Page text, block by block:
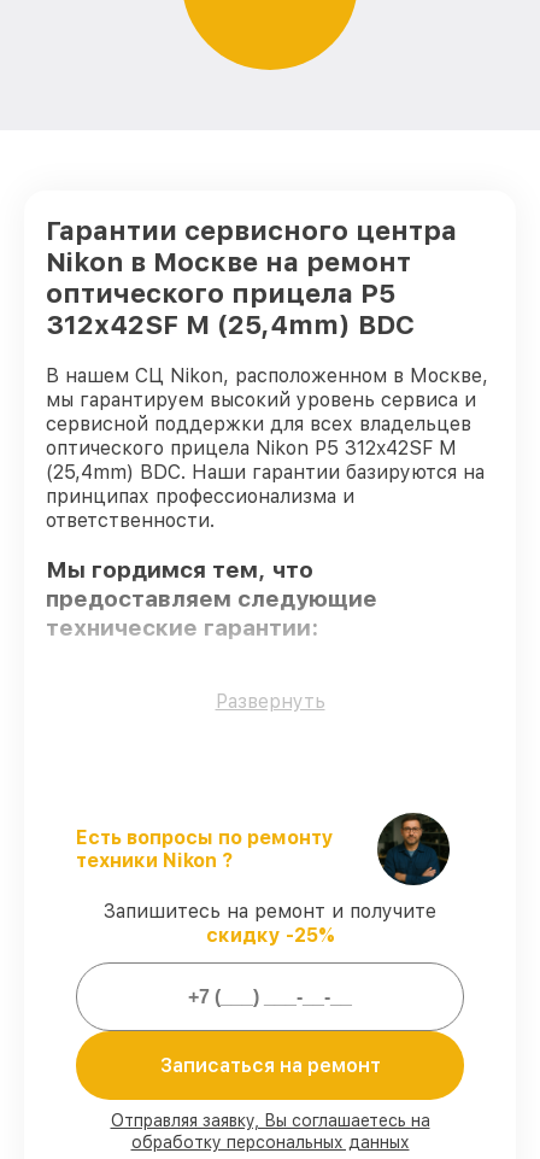
Гарантии сервисного центра
Nikon в Москве на ремонт
оптического прицела P5
312x42SF M (25,4mm) BDC
В нашем СЦ Nikon, расположенном в Москве,
мы гарантируем высокий уровень сервиса и
сервисной поддержки для всех владельцев
оптического прицела Nikon P5 312x42SF M
(25,4mm) BDC. Наши гарантии базируются на
принципах профессионализма и
ответственности.
Мы гордимся тем, что
предоставляем следующие
технические гарантии:
Оригинальные детали– только
–
восстановление оптического прицела P5
312x42SF M (25,4mm) BDC выполняется
Гарантийное обслуживание–
обслуживаем оптических прицелов
всегда со строгим соблюдением
гарантийных обязательств.
Мы гарантируем:
80%работ в вашем присутствии
90%комплектующих для оптических
Развернуть
Есть вопросы по ремонту
техники Nikon ?
Запишитесь на ремонт и получите
скидку -25%
Записаться на ремонт
Отправляя заявку, Вы соглашаетесь на
обработку персональных данных